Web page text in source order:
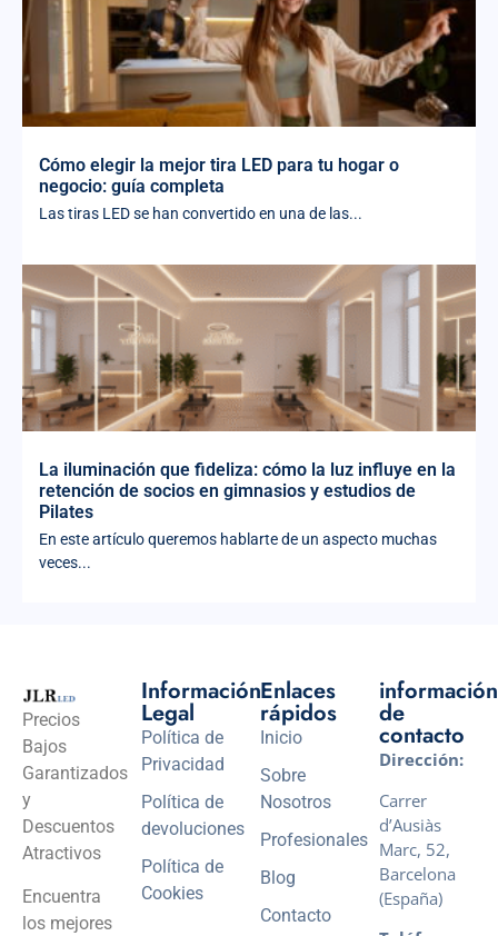
Cómo elegir la mejor tira LED para tu hogar o
negocio: guía completa
Las tiras LED se han convertido en una de las...
La iluminación que fideliza: cómo la luz influye en la
retención de socios en gimnasios y estudios de
Pilates
En este artículo queremos hablarte de un aspecto muchas
veces...
Precios
Bajos
Garantizados
y
Descuentos
Atractivos
Encuentra
los mejores
Información
Legal
Política de
Privacidad
Política de
devoluciones
Política de
Cookies
Enlaces
rápidos
Inicio
Sobre
Nosotros
Profesionales
Blog
Contacto
información
de
contacto
Dirección:
Carrer
d’Ausiàs
Marc, 52,
Barcelona
(España)